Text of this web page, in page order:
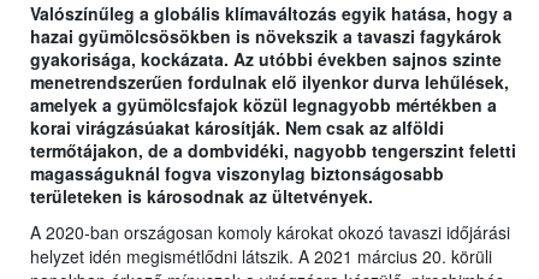
Valószínűleg a globális klímaváltozás egyik hatása, hogy a
hazai gyümölcsösökben is növekszik a tavaszi fagykárok
gyakorisága, kockázata. Az utóbbi években sajnos szinte
menetrendszerűen fordulnak elő ilyenkor durva lehűlések,
amelyek a gyümölcsfajok közül legnagyobb mértékben a
korai virágzásúakat károsítják. Nem csak az alföldi
termőtájakon, de a dombvidéki, nagyobb tengerszint feletti
magasságuknál fogva viszonylag biztonságosabb
területeken is károsodnak az ültetvények.
A 2020-ban országosan komoly károkat okozó tavaszi időjárási
helyzet idén megismétlődni látszik. A 2021 március 20. körüli